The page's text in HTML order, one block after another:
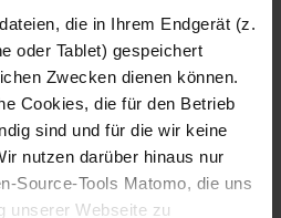
die in Ihrem Endgerät (z.
oder Tablet) gespeichert
Zwecken dienen können.
Cookies, die für den Betrieb
sind und für die wir keine
nutzen darüber hinaus nur
Source-Tools Matomo, die uns
unserer Webseite zu
Fotografo: Lorenz
Sternbach
Download